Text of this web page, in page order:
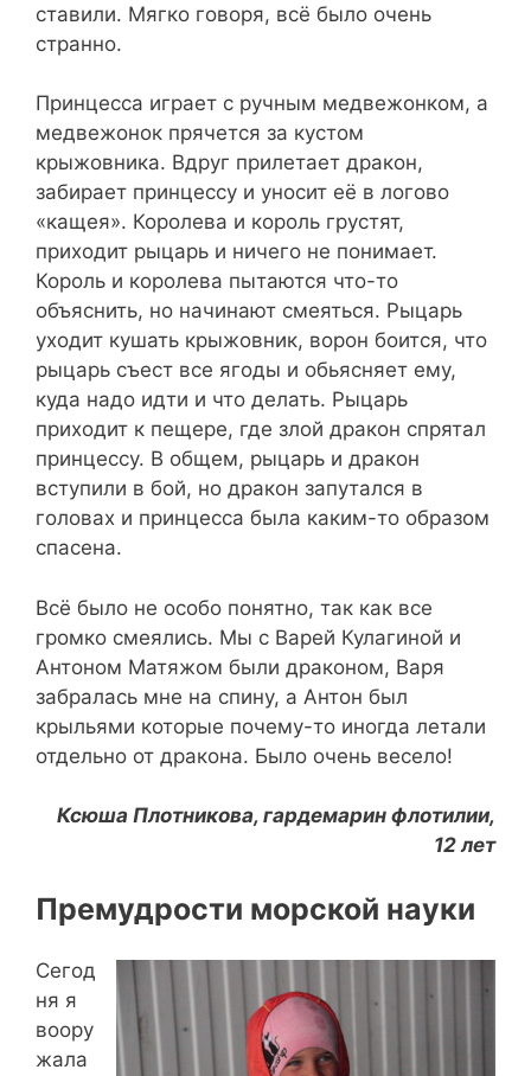
ставили. Мягко говоря, всё было очень
странно.
Принцесса играет с ручным медвежонком, а
медвежонок прячется за кустом
крыжовника. Вдруг прилетает дракон,
забирает принцессу и уносит её в логово
«кащея». Королева и король грустят,
приходит рыцарь и ничего не понимает.
Король и королева пытаются что-то
объяснить, но начинают смеяться. Рыцарь
уходит кушать крыжовник, ворон боится, что
рыцарь съест все ягоды и обьясняет ему,
куда надо идти и что делать. Рыцарь
приходит к пещере, где злой дракон спрятал
принцессу. В общем, рыцарь и дракон
вступили в бой, но дракон запутался в
головах и принцесса была каким-то образом
спасена.
Всё было не особо понятно, так как все
громко смеялись. Мы с Варей Кулагиной и
Антоном Матяжом были драконом, Варя
забралась мне на спину, а Антон был
крыльями которые почему-то иногда летали
отдельно от дракона. Было очень весело!
Ксюша Плотникова, гардемарин флотилии,
12 лет
Премудрости морской науки
Сегод
ня я
воору
жала